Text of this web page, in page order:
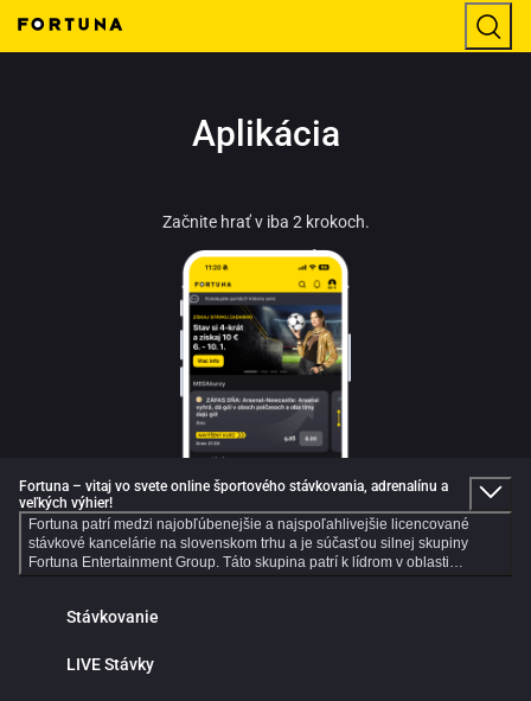
Aplikácia
Začnite hrať v iba 2 krokoch.
Fortuna – vitaj vo svete online športového stávkovania, adrenalínu a
veľkých výhier!
Fortuna patrí medzi najobľúbenejšie a najspoľahlivejšie licencované
stávkové kancelárie na slovenskom trhu a je súčasťou silnej skupiny
Fortuna Entertainment Group. Táto skupina patrí k lídrom v oblasti
športového stávkovania v strednej Európe a už viac ako 30 rokov prináša
zákaznícky servis. Dlhoročné skúsenosti, moderné technológie a dôraz
online športového stávkovania. Online športové stávkovanie vo Fortune
ponúka tisíce predzápasových aj live stávok každý deň. V ponuke nájdeš
Stávkovanie
LIVE Stávky